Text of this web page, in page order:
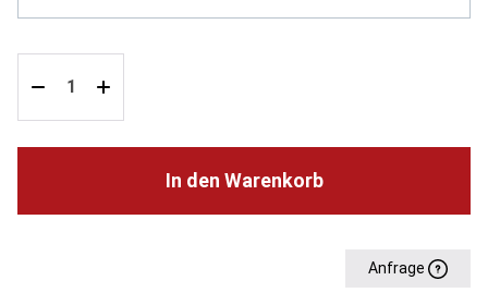
In den Warenkorb
Anfrage